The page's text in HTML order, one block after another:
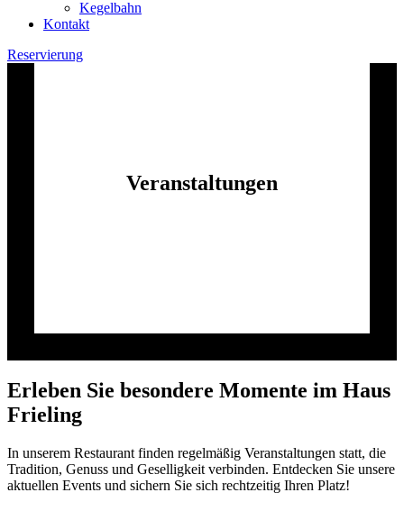
Kegelbahn
Kontakt
Reservierung
Veranstaltungen
Erleben Sie besondere Momente im Haus
Frieling
In unserem Restaurant finden regelmäßig Veranstaltungen statt, die
Tradition, Genuss und Geselligkeit verbinden. Entdecken Sie unsere
aktuellen Events und sichern Sie sich rechtzeitig Ihren Platz!